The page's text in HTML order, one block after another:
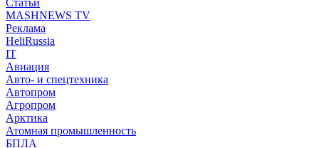
MASHNEWS TV
Реклама
HeliRussia
IT
Авиация
Авто- и спецтехника
Автопром
Агропром
Арктика
Атомная промышленность
БПЛА